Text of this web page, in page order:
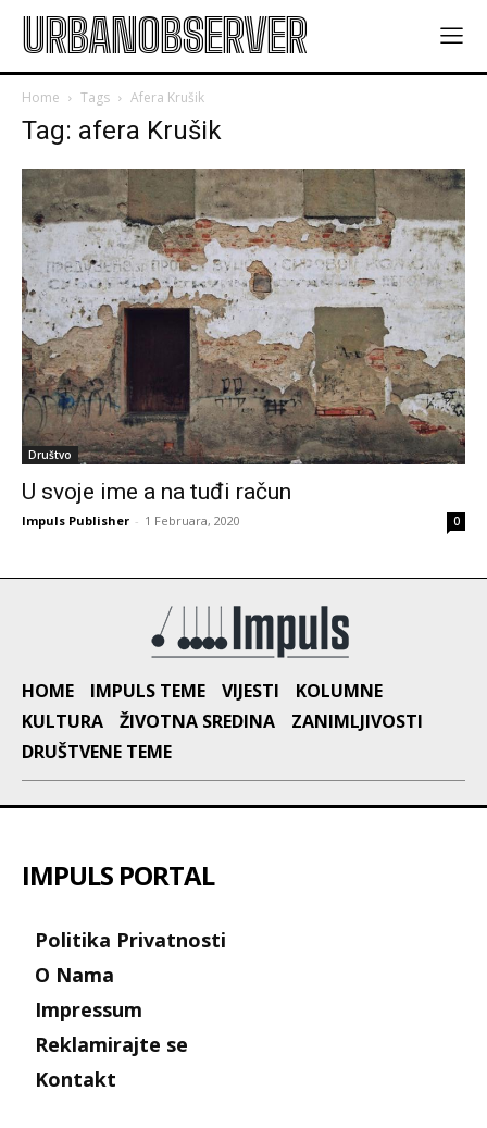
URBANOBSERVER
Home Tags Afera Krušik
Tag: afera Krušik
Društvo
U svoje ime a na tuđi račun
Impuls Publisher - 1 Februara, 2020 0
HOME IMPULS TEME VIJESTI
KOLUMNE
KULTURA
ŽIVOTNA SREDINA
ZANIMLJIVOSTI
DRUŠTVENE TEME
IMPULS PORTAL
Politika Privatnosti
O Nama
Impressum
Reklamirajte se
Kontakt